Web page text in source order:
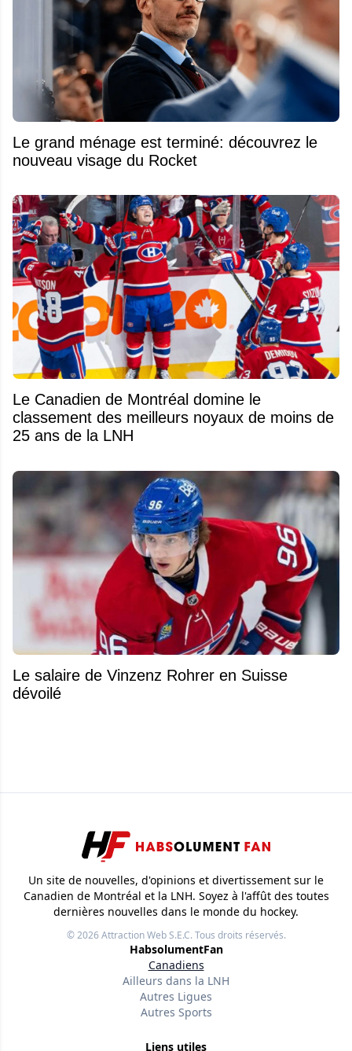
Le grand ménage est terminé: découvrez le
nouveau visage du Rocket
Le Canadien de Montréal domine le
classement des meilleurs noyaux de moins de
25 ans de la LNH
Le salaire de Vinzenz Rohrer en Suisse
dévoilé
Un site de nouvelles, d'opinions et divertissement sur le
Canadien de Montréal et la LNH. Soyez à l'affût des toutes
dernières nouvelles dans le monde du hockey.
© 2026Attraction Web S.E.C.Tous droits réservés.
HabsolumentFan
Canadiens
Ailleurs dans la LNH
Autres Ligues
Autres Sports
Liens utiles